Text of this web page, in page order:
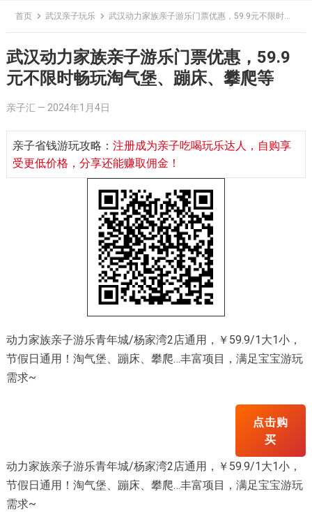
首页 武汉亲子玩乐 武汉动力家族亲子游乐门票优惠，59.9元不限时畅玩淘气堡、蹦床、攀爬等
武汉动力家族亲子游乐门票优惠，59.9
元不限时畅玩淘气堡、蹦床、攀爬等
亲子汇 — 2024年1月4日
亲子省钱游玩攻略： 注册成为亲子吃喝玩乐达人，自购享
受更低价格，分享还能赚取佣金！
动力家族亲子游乐青年城/杨家湾2店通用，￥59.9/1大1小，
节假日通用！淘气堡、蹦床、攀爬…丰富项目，满足宝宝游玩
需求~
点击购
买
动力家族亲子游乐青年城/杨家湾2店通用，￥59.9/1大1小，
节假日通用！淘气堡、蹦床、攀爬…丰富项目，满足宝宝游玩
需求~